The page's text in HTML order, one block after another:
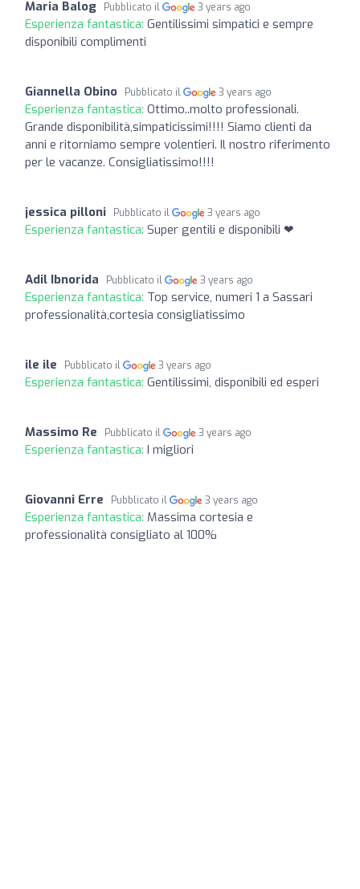
Maria Balog Pubblicato il 3 years ago
Esperienza fantastica: Gentilissimi simpatici e sempre
disponibili complimenti
Giannella Obino Pubblicato il 3 years ago
Esperienza fantastica: Ottimo..molto professionali.
Grande disponibilità,simpaticissimi!!!! Siamo clienti da
anni e ritorniamo sempre volentieri. Il nostro riferimento
per le vacanze. Consigliatissimo!!!!
jessica pilloni Pubblicato il 3 years ago
Esperienza fantastica: Super gentili e disponibili ❤
Adil Ibnorida Pubblicato il 3 years ago
Esperienza fantastica: Top service, numeri 1 a Sassari
professionalità,cortesia consigliatissimo
ile ile Pubblicato il 3 years ago
Esperienza fantastica: Gentilissimi, disponibili ed esperi
Massimo Re Pubblicato il 3 years ago
Esperienza fantastica: I migliori
Giovanni Erre Pubblicato il 3 years ago
Esperienza fantastica: Massima cortesia e
professionalità consigliato al 100%